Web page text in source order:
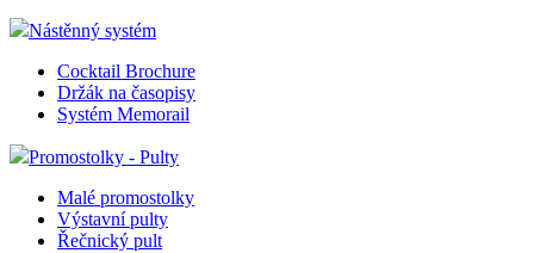
Nástěnný systém
Cocktail Brochure
Držák na časopisy
Systém Memorail
Promostolky - Pulty
Malé promostolky
Výstavní pulty
Řečnický pult